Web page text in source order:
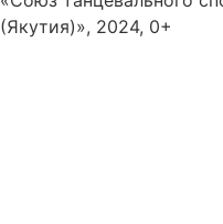
(Якутия)», 2024, 0+